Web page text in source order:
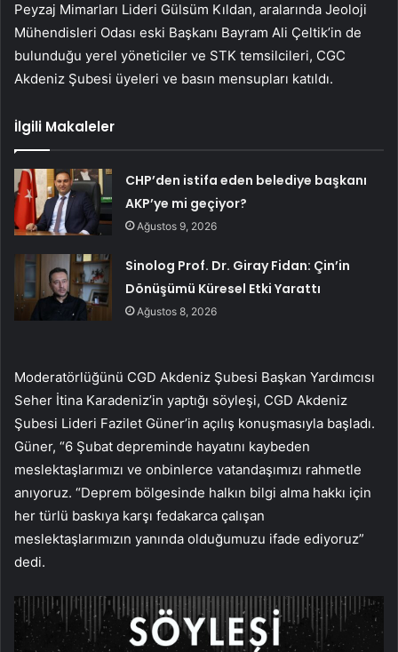
Peyzaj Mimarları Lideri Gülsüm Kıldan, aralarında Jeoloji
Mühendisleri Odası eski Başkanı Bayram Ali Çeltik’in de
bulunduğu yerel yöneticiler ve STK temsilcileri, CGC
Akdeniz Şubesi üyeleri ve basın mensupları katıldı.
İlgili Makaleler
CHP’den istifa eden belediye başkanı
AKP’ye mi geçiyor?
Ağustos 9, 2026
Sinolog Prof. Dr. Giray Fidan: Çin’in
Dönüşümü Küresel Etki Yarattı
Ağustos 8, 2026
Moderatörlüğünü CGD Akdeniz Şubesi Başkan Yardımcısı
Seher İtina Karadeniz’in yaptığı söyleşi, CGD Akdeniz
Şubesi Lideri Fazilet Güner’in açılış konuşmasıyla başladı.
Güner, “6 Şubat depreminde hayatını kaybeden
meslektaşlarımızı ve onbinlerce vatandaşımızı rahmetle
anıyoruz. “Deprem bölgesinde halkın bilgi alma hakkı için
her türlü baskıya karşı fedakarca çalışan
meslektaşlarımızın yanında olduğumuzu ifade ediyoruz”
dedi.